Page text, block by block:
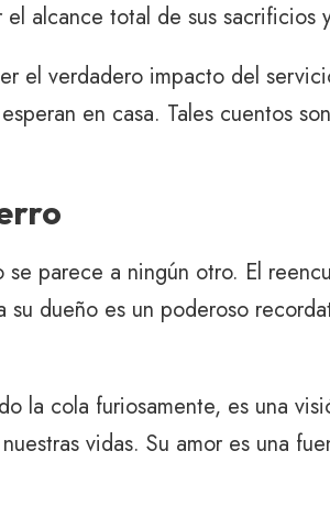
alcance total de sus sacrificios
el verdadero impacto del
en casa. Tales cuentos
se parece a ningún otro. El
dueño es un poderoso
la cola furiosamente, es una
vidas. Su amor es una